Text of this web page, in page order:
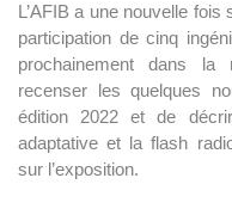
L’AFIB a une nouvelle
participation de cinq
prochainement dans
recenser les quelques
édition 2022 et de
adaptative et la flash
sur l’exposition.